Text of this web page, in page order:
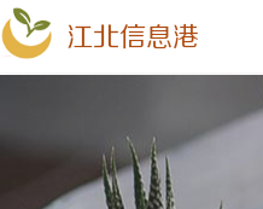
江北信息港